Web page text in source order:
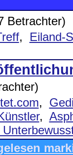
Betrachter)
,
Eiland-
,
,